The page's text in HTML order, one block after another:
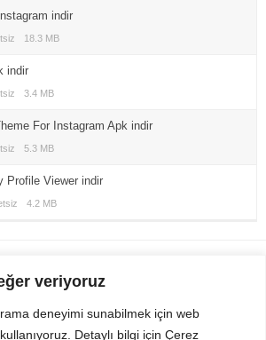
veriyoruz
deneyimi sunabilmek için web
Detaylı bilgi için Çerez
indir
18.3 MB
indir
3.4 MB
For Instagram Apk indir
5.3 MB
Profile Viewer indir
4.2 MB